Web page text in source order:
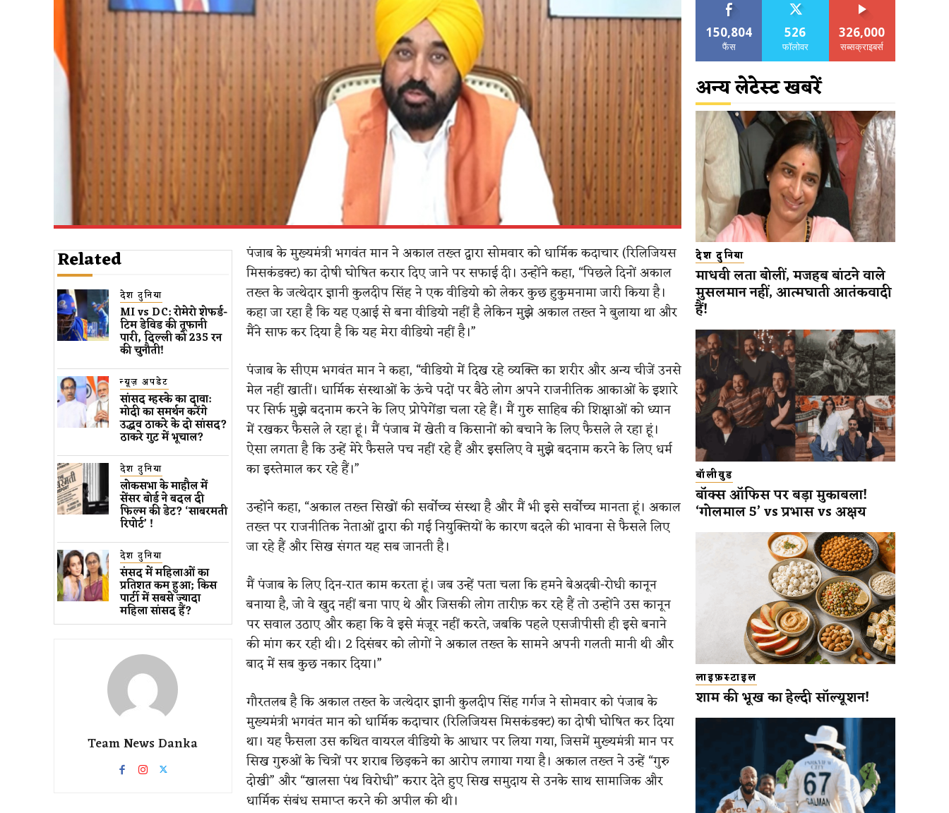
Related
देश दुनिया
MI vs DC: रोमेरो शेफर्ड-
टिम डेविड की तूफानी
पारी, दिल्ली को 235 रन
की चुनौती!
न्यूज़ अपडेट
सांसद म्हस्के का दावा:
मोदी का समर्थन करेंगे
उद्धव ठाकरे के दो सांसद?
ठाकरे गुट में भूचाल?
देश दुनिया
लोकसभा के माहौल में
सेंसर बोर्ड ने बदल दी
फिल्म की डेट? ‘साबरमती
रिपोर्ट’ !
देश दुनिया
संसद में महिलाओं का
प्रतिशत कम ​हुआ​; किस
पार्टी में सबसे ज्यादा
महिला सांसद हैं?
Team News Danka
पंजाब के मुख्यमंत्री भगवंत मान ने अकाल तख्त द्वारा सोमवार को धार्मिक कदाचार (रिलिजियस
मिसकंडक्ट) का दोषी घोषित करार दिए जाने पर सफाई दी। उन्होंने कहा, “पिछले दिनों अकाल
तख्त के जत्थेदार ज्ञानी कुलदीप सिंह ने एक वीडियो को लेकर कुछ हुकुमनामा जारी किया है।
कहा जा रहा है कि यह एआई से बना वीडियो नहीं है लेकिन मुझे अकाल तख्त ने बुलाया था और
मैंने साफ कर दिया है कि यह मेरा वीडियो नहीं है।”
पंजाब के सीएम भगवंत मान ने कहा, “वीडियो में दिख रहे व्यक्ति का शरीर और अन्य चीजें उनसे
मेल नहीं खातीं। धार्मिक संस्थाओं के ऊंचे पदों पर बैठे लोग अपने राजनीतिक आकाओं के इशारे
पर सिर्फ मुझे बदनाम करने के लिए प्रोपेगेंडा चला रहे हैं। मैं गुरु साहिब की शिक्षाओं को ध्यान
में रखकर फैसले ले रहा हूं। मैं पंजाब में खेती व किसानों को बचाने के लिए फैसले ले रहा हूं।
ऐसा लगता है कि उन्हें मेरे फैसले पच नहीं रहे हैं और इसलिए वे मुझे बदनाम करने के लिए धर्म
का इस्तेमाल कर रहे हैं।”
उन्होंने कहा, “अकाल तख्त सिखों की सर्वोच्च संस्था है और मैं भी इसे सर्वोच्च मानता हूं। अकाल
तख्त पर राजनीतिक नेताओं द्वारा की गई नियुक्तियों के कारण बदले की भावना से फैसले लिए
जा रहे हैं और सिख संगत यह सब जानती है।
मैं पंजाब के लिए दिन-रात काम करता हूं। जब उन्हें पता चला कि हमने बेअदबी-रोधी कानून
बनाया है, जो वे खुद नहीं बना पाए थे और जिसकी लोग तारीफ़ कर रहे हैं तो उन्होंने उस कानून
पर सवाल उठाए और कहा कि वे इसे मंजूर नहीं करते, जबकि पहले एसजीपीसी ही इसे बनाने
की मांग कर रही थी। 2 दिसंबर को लोगों ने अकाल तख्त के सामने अपनी गलती मानी थी और
बाद में सब कुछ नकार दिया।”
गौरतलब है कि अकाल तख्त के जत्थेदार ज्ञानी कुलदीप सिंह गर्गज ने सोमवार को पंजाब के
मुख्यमंत्री भगवंत मान को धार्मिक कदाचार (रिलिजियस मिसकंडक्ट) का दोषी घोषित कर दिया
था। यह फैसला उस कथित वायरल वीडियो के आधार पर लिया गया, जिसमें मुख्यमंत्री मान पर
सिख गुरुओं के चित्रों पर शराब छिड़कने का आरोप लगाया गया है। अकाल तख्त ने उन्हें “गुरु
दोखी” और “खालसा पंथ विरोधी” करार देते हुए सिख समुदाय से उनके साथ सामाजिक और
धार्मिक संबंध समाप्त करने की अपील की थी।
150,804
फैंस
526
फॉलोवर
326,000
सब्सक्राइबर्स
अन्य लेटेस्ट खबरें
देश दुनिया
माधवी लता बोलीं, मजहब बांटने वाले
मुसलमान नहीं, आत्मघाती आतंकवादी
हैं!
बॉलीवुड
बॉक्स ऑफिस पर बड़ा मुकाबला!
‘गोलमाल 5’ vs प्रभास vs अक्षय
लाइफ़स्टाइल
शाम की भूख का हेल्दी सॉल्यूशन!